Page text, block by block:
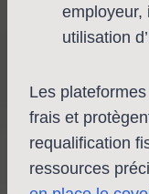
employeur,
utilisation
Les
frais et
requalification
ressources